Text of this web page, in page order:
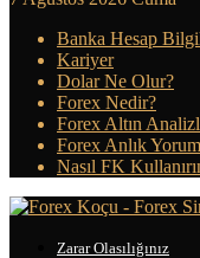
Banka Hesap
Kariyer
Dolar Ne Olur?
Forex Nedir?
Forex Altın
Forex Anlık
Nasıl FK
Zarar Olasılığınız